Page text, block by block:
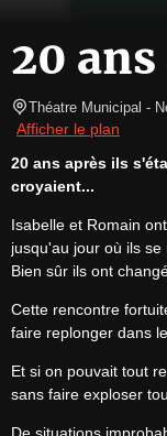
20 ans
Théatre Municipal -
Afficher le plan
20 ans après ils
croyaient...
Isabelle et Romain
jusqu'au jour où ils
Bien sûr ils ont
Cette rencontre
faire replonger dans
Et si on pouvait tout
sans faire exploser